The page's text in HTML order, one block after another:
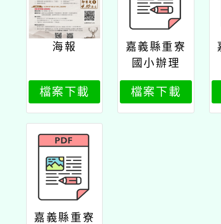
海報
檔案下載
嘉義縣重寮
國小辦理
「2026第一
屆『中寮安
溪城隍廟
檔案下載
嘉義縣重寮